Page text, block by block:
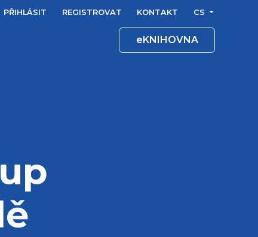
eKNIHOVNA
PŘIHLÁSIT REGISTROVAT KONTAKT CS